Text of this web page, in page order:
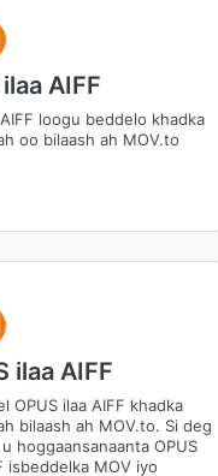
AIFF
loogu beddelo khadka
oo bilaash ah MOV.to
ilaa AIFF
OPUS ilaa AIFF khadka
bilaash ah MOV.to. Si deg
hoggaansanaanta OPUS
isbeddelka MOV iyo